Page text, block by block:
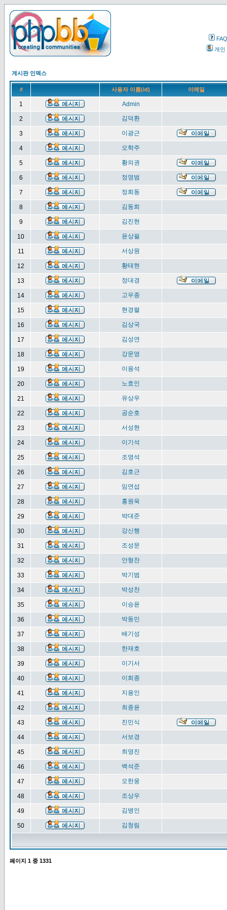
FAQ
개인
게시판 인덱스
# 사용자 이름(id) 이메일
1 Admin
2 김덕환
3 이광근
4 오학주
5 황의권
6 정영범
7 정희동
8 김동희
9 김진현
10 윤상필
11 서상원
12 황태현
13 정대경
14 고우종
15 현경렬
16 김상국
17 김성연
18 강문영
19 이용석
20 노효인
21 유상우
22 공순호
23 서성현
24 이기석
25 조영석
26 김호근
27 임연섭
28 홍원욱
29 박대준
30 강신행
31 조성문
32 안형찬
33 박기범
34 박성찬
35 이승윤
36 박동민
37 배기성
38 한재호
39 이기서
40 이희종
41 지용인
42 최종윤
43 진민식
44 서보경
45 최영진
46 백석준
47 오한웅
48 조상우
49 김병인
50 김청림
페이지 1 중 1331